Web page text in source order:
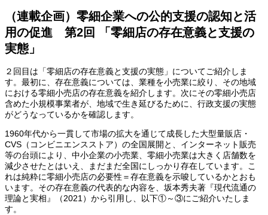
（連載企画）零細企業への公的支援の認知と活
用の促進 第2回 「零細店の存在意義と支援の
実態」
２回目は「零細店の存在意義と支援の実態」についてご紹介しま
す。最初に、存在意義については、業種を小売業に絞り、その地域
における零細小売店の存在意義を紹介します。次にその零細小売店
含めた小規模事業者が、地域で生き延びるために、行政支援の実態
がどうなっているかを確認します。
1960年代から一貫して市場の拡大を通じて成長した大型量販店・
CVS（コンビニエンスストア）の全国展開と、インターネット販売
等の台頭により、中小企業の小売業、零細小売業は大きく店舗数を
減少させたとはいえ、まだまだ全国にしっかり存在しています。こ
れは純粋に零細小売店の必要性＝存在意義を示唆しているかとおも
います。その存在意義の代表的な内容を、坂本秀夫著『現代流通の
理論と実相』（2021）から引用し、以下①～③にご紹介いたしま
す。